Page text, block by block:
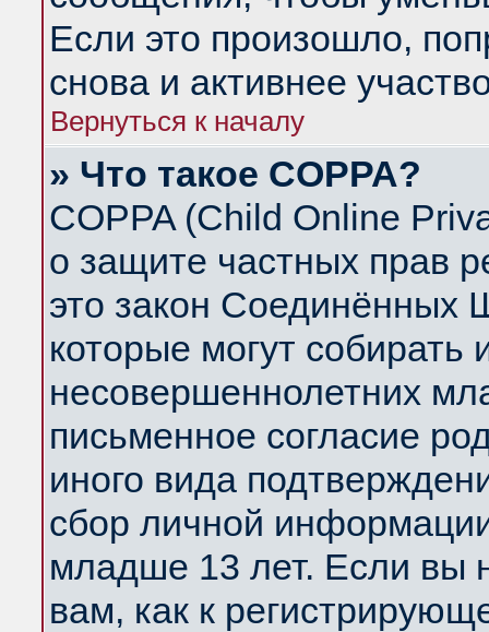
Если это произошло,
снова и активнее
Вернуться к началу
» Что такое COPPA?
COPPA (Child Online
о защите частных прав
это закон Соединённых
которые могут
несовершеннолетних
письменное согласие
иного вида
сбор личной
младше 13 лет. Если вы
вам, как к